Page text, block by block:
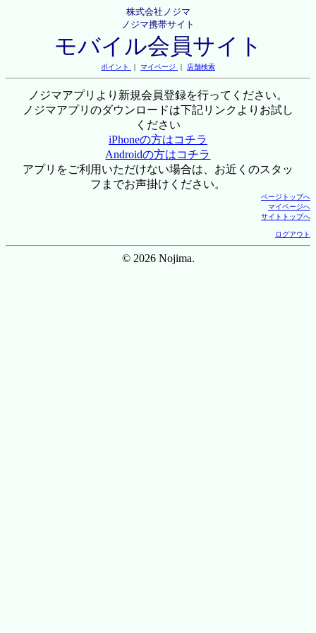
株式会社ノジマ
ノジマ携帯サイト
モバイル会員サイト
ポイント ｜ マイページ ｜ 店舗検索
ノジマアプリより新規会員登録を行ってください。
ノジマアプリのダウンロードは下記リンクよりお試し
ください
iPhoneの方はコチラ
Androidの方はコチラ
アプリをご利用いただけない場合は、お近くのスタッ
フまでお声掛けください。
ページトップへ
マイページへ
サイトトップへ
ログアウト
© 2026 Nojima.